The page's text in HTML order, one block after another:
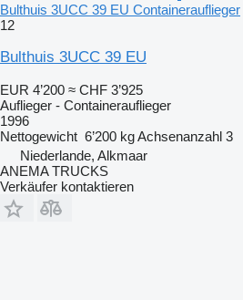
Bulthuis 3UCC 39 EU Containerauflieger
12
Bulthuis 3UCC 39 EU
EUR 4’200 ≈ CHF 3’925
Auflieger - Containerauflieger
1996
Nettogewicht 6’200 kgAchsenanzahl 3
Niederlande, Alkmaar
ANEMA TRUCKS
Verkäufer kontaktieren